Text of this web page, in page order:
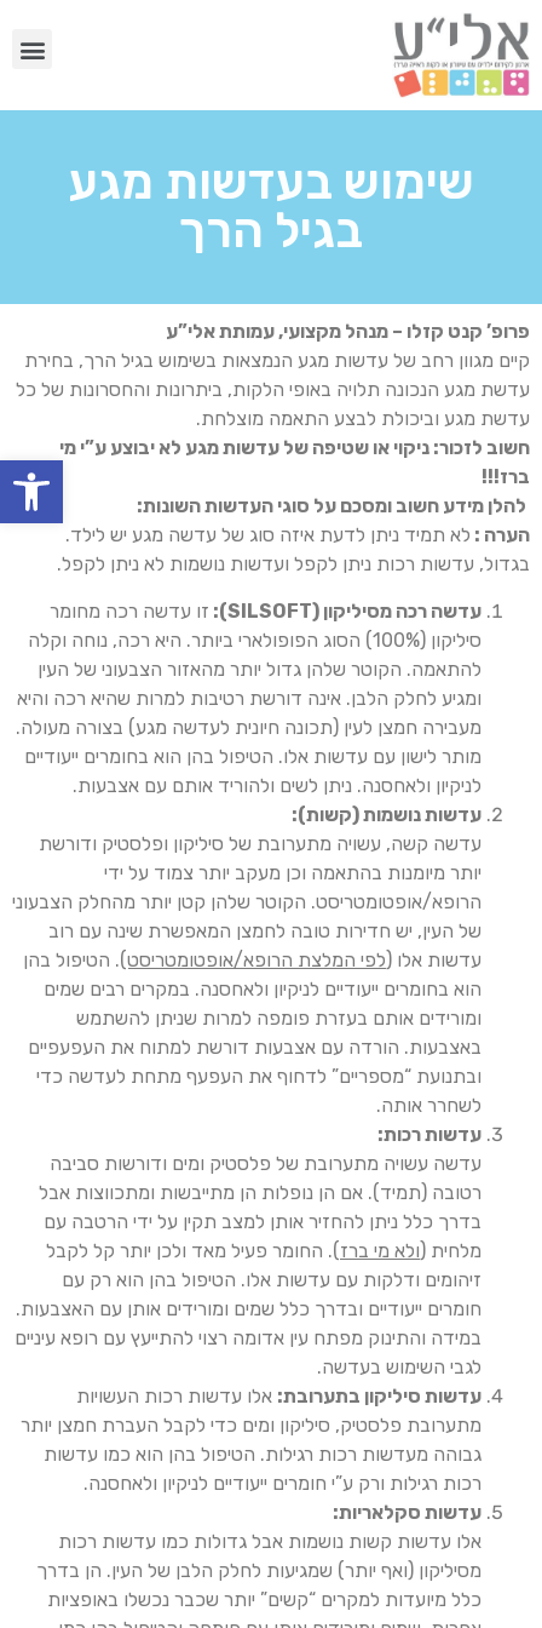
שימוש בעדשות מגע
בגיל הרך
פרופ’ קנט קזלו – מנהל מקצועי, עמותת אלי”ע
קיים מגוון רחב של עדשות מגע הנמצאות בשימוש בגיל הרך, בחירת
עדשת מגע הנכונה תלויה באופי הלקות, ביתרונות והחסרונות של כל
עדשת מגע וביכולת לבצע התאמה מוצלחת.
חשוב לזכור: ניקוי או שטיפה של עדשות מגע לא יבוצע ע”י מי
ברז!!!
להלן מידע חשוב ומסכם על סוגי העדשות השונות:
הערה : לא תמיד ניתן לדעת איזה סוג של עדשה מגע יש לילד.
בגדול, עדשות רכות ניתן לקפל ועדשות נושמות לא ניתן לקפל.
עדשה רכה מסיליקון (SILSOFT
): זו עדשה רכה מחומר
סיליקון (100%) הסוג הפופולארי ביותר. היא רכה, נוחה וקלה
להתאמה. הקוטר שלהן גדול יותר מהאזור הצבעוני של העין
ומגיע לחלק הלבן. אינה דורשת רטיבות למרות שהיא רכה והיא
מעבירה חמצן לעין (תכונה חיונית לעדשה מגע) בצורה מעולה.
מותר לישון עם עדשות אלו. הטיפול בהן הוא בחומרים ייעודיים
לניקיון ולאחסנה. ניתן לשים ולהוריד אותם עם אצבעות.
עדשות נושמות (קשות):
עדשה קשה, עשויה מתערובת של סיליקון ופלסטיק ודורשת
יותר מיומנות בהתאמה וכן מעקב יותר צמוד על ידי
הרופא/אופטומטריסט. הקוטר שלהן קטן יותר מהחלק הצבעוני
של העין, יש חדירות טובה לחמצן המאפשרת שינה עם רוב
עדשות אלו (לפי המלצת הרופא/אופטומטריסט). הטיפול בהן
הוא בחומרים ייעודיים לניקיון ולאחסנה. במקרים רבים שמים
ומורידים אותם בעזרת פומפה למרות שניתן להשתמש
באצבעות. הורדה עם אצבעות דורשת למתוח את העפעפיים
ובתנועת “מספריים” לדחוף את העפעף מתחת לעדשה כדי
לשחרר אותה.
עדשות רכות:
עדשה עשויה מתערובת של פלסטיק ומים ודורשות סביבה
רטובה (תמיד). אם הן נופלות הן מתייבשות ומתכווצות אבל
בדרך כלל ניתן להחזיר אותן למצב תקין על ידי הרטבה עם
מלחית (ולא מי ברז). החומר פעיל מאד ולכן יותר קל לקבל
זיהומים ודלקות עם עדשות אלו. הטיפול בהן הוא רק עם
חומרים ייעודיים ובדרך כלל שמים ומורידים אותן עם האצבעות.
במידה והתינוק מפתח עין אדומה רצוי להתייעץ עם רופא עיניים
לגבי השימוש בעדשה.
עדשות סיליקון בתערובת: אלו עדשות רכות העשויות
מתערובת פלסטיק, סיליקון ומים כדי לקבל העברת חמצן יותר
גבוהה מעדשות רכות רגילות. הטיפול בהן הוא כמו עדשות
רכות רגילות ורק ע”י חומרים ייעודיים לניקיון ולאחסנה.
עדשות סקלאריות:
אלו עדשות קשות נושמות אבל גדולות כמו עדשות רכות
מסיליקון (ואף יותר) שמגיעות לחלק הלבן של העין. הן בדרך
כלל מיועדות למקרים “קשים” יותר שכבר נכשלו באופציות